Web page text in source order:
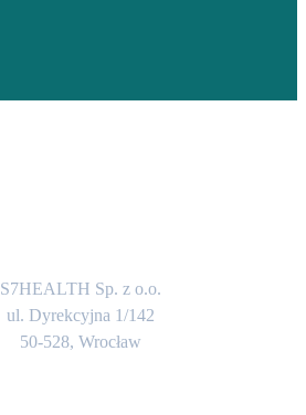
S7HEALTH Sp. z o.o.
ul. Dyrekcyjna 1/142
50-528, Wrocław